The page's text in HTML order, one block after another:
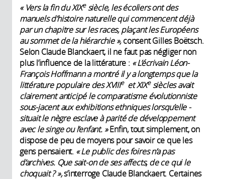
« Vers la fin du XIXesiècle, les écoliers ont des
manuels d’histoire naturelle qui commencent déjà
par un chapitre sur les races, plaçant les Européens
au sommet de la hiérarchie »,consent Gilles Boëtsch.
Selon Claude Blanckaert, il ne faut pas négliger non
plus l’influence de la ­littérature : « L’écrivain Léon-
François Hoffmann a montré il y a longtemps que la
littérature populaire des XVIIIeet XIXesiècles avait
clairement anticipé le comparatisme évolutionniste
sous-jacent aux exhibitions ethniques lorsqu’elle ­
situait le nègre esclave à parité de déve­loppement
avec le singe ou l’enfant. »Enfin, tout simplement, on
dispose de peu de moyens pour savoir ce que les
gens pensaient. « Le public des foires n’a pas
d’archives. Que sait-on de ses affects, de ce qui le
choquait ? »,s’interroge Claude Blanckaert. Certaines